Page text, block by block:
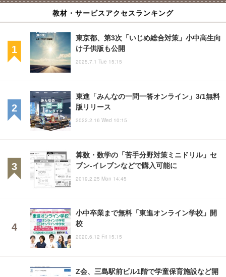
教材・サービスアクセスランキング
東京都、第3次「いじめ総合対策」小中高生向
け子供版も公開
2025.7.1 Tue 15:15
東進「みんなの一問一答オンライン」3/1無料
版リリース
2022.2.16 Wed 10:15
算数・数学の「苦手分野対策ミニドリル」セ
ブン-イレブンなどで購入可能に
2019.2.25 Mon 14:45
小中卒業まで無料「東進オンライン学校」開
校
2020.6.12 Fri 15:15
Z会、三島駅前ビル1階で学童保育施設など開